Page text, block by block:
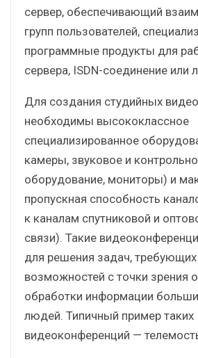
сервер, обеспечивающий
групп пользователей,
программные продукты для
сервера, ISDN-соединение или
Для создания студийных
необходимы высококлассное
специализированное
камеры, звуковое и
оборудование, мониторы) и
пропускная способность
к каналам спутниковой и
связи). Такие
для решения задач,
возможностей с точки зрения
обработки информации
людей. Типичный пример таких
видеоконференций —